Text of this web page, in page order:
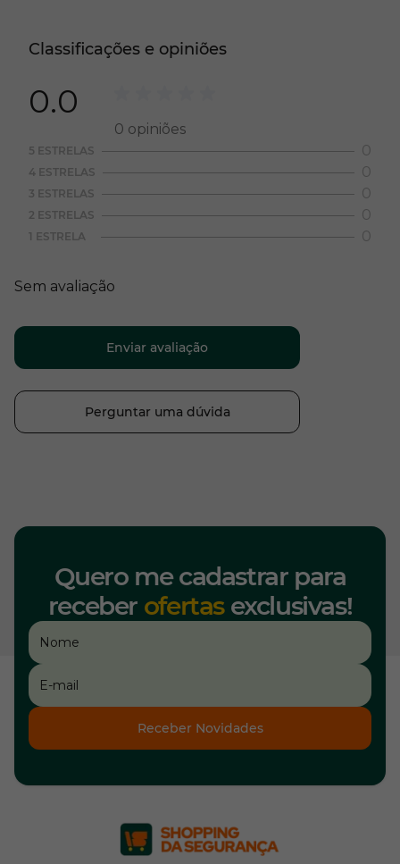
Classificações e opiniões
0.0
0 opiniões
5 ESTRELAS 0
4 ESTRELAS 0
3 ESTRELAS 0
2 ESTRELAS 0
1 ESTRELA 0
Sem avaliação
Enviar avaliação
Perguntar uma dúvida
Quero me cadastrar para
receber ofertasexclusivas!
Receber Novidades